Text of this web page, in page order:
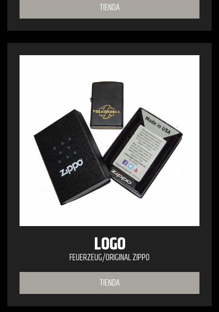
TIENDA
LOGO
FEUERZEUG/ORIGINAL ZIPPO
TIENDA